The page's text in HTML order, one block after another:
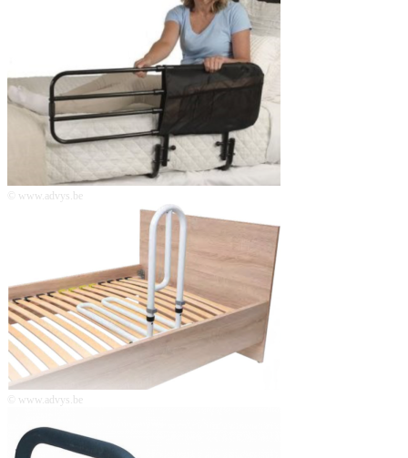
© www.advys.be
© www.advys.be